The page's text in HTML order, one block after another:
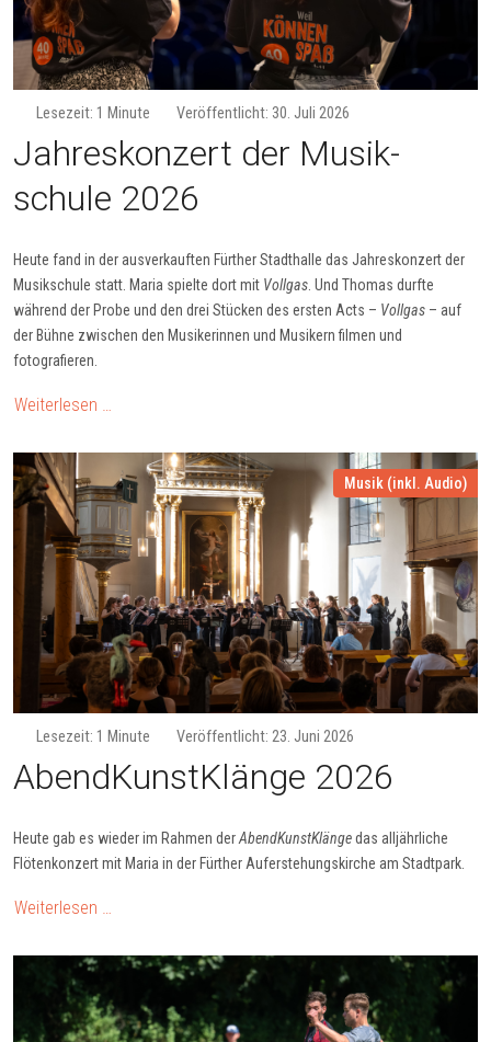
Lesezeit: 1 Minute Veröffentlicht: 30. Juli 2026
Jahreskonzert der Musik­
schule 2026
Heute fand in der ausverkauften Fürther Stadthalle das Jahreskonzert der
Musikschule statt. Maria spielte dort mit Vollgas . Und Thomas durfte
während der Probe und den drei Stücken des ersten Acts – Vollgas – auf
der Bühne zwischen den Musikerinnen und Musikern filmen und
fotografieren.
Weiterlesen …
Musik (inkl. Audio)
Lesezeit: 1 Minute Veröffentlicht: 23. Juni 2026
Abend­Kunst­Klänge 2026
Heute gab es wieder im Rahmen derAbendKunstKlängedas alljährliche
Flötenkonzert mit Maria in der Fürther Auferstehungskirche am Stadtpark.
Weiterlesen …